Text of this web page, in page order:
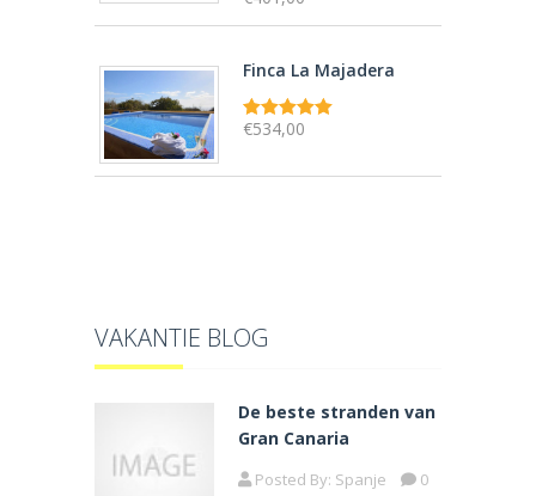
Finca La Majadera
Gewaardeerd
€534,00
VAKANTIE BLOG
De beste stranden van
Gran Canaria
Posted By: Spanje 0